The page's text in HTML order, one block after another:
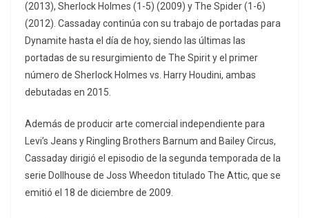
(2013), Sherlock Holmes (1-5) (2009) y The Spider (1-6)
(2012). Cassaday continúa con su trabajo de portadas para
Dynamite hasta el día de hoy, siendo las últimas las
portadas de su resurgimiento de The Spirit y el primer
número de Sherlock Holmes vs. Harry Houdini, ambas
debutadas en 2015.
Además de producir arte comercial independiente para
Levi’s Jeans y Ringling Brothers Barnum and Bailey Circus,
Cassaday dirigió el episodio de la segunda temporada de la
serie Dollhouse de Joss Wheedon titulado The Attic, que se
emitió el 18 de diciembre de 2009.